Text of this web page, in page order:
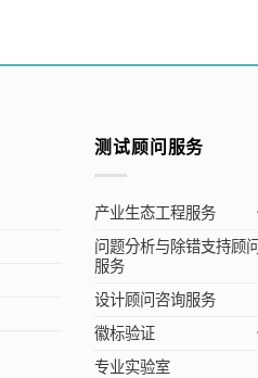
测试顾问服务
产业生态工程服务
问题分析与除错支持顾问
服务
设计顾问咨询服务
徽标验证
专业实验室